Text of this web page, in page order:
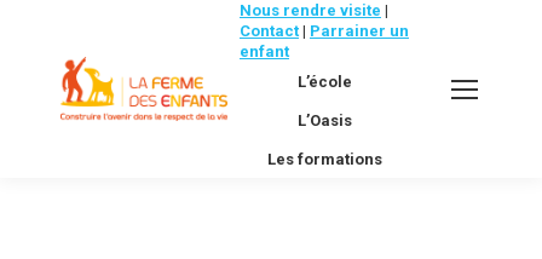
Nous rendre visite |
Contact | Parrainer un
enfant
L’école
L’Oasis
Les formations